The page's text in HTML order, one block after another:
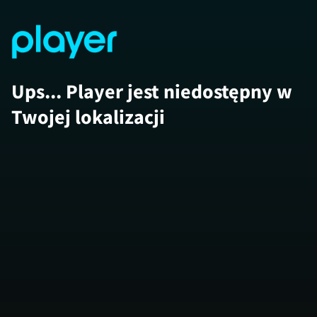
Ups... Player jest niedostępny w
Twojej lokalizacji